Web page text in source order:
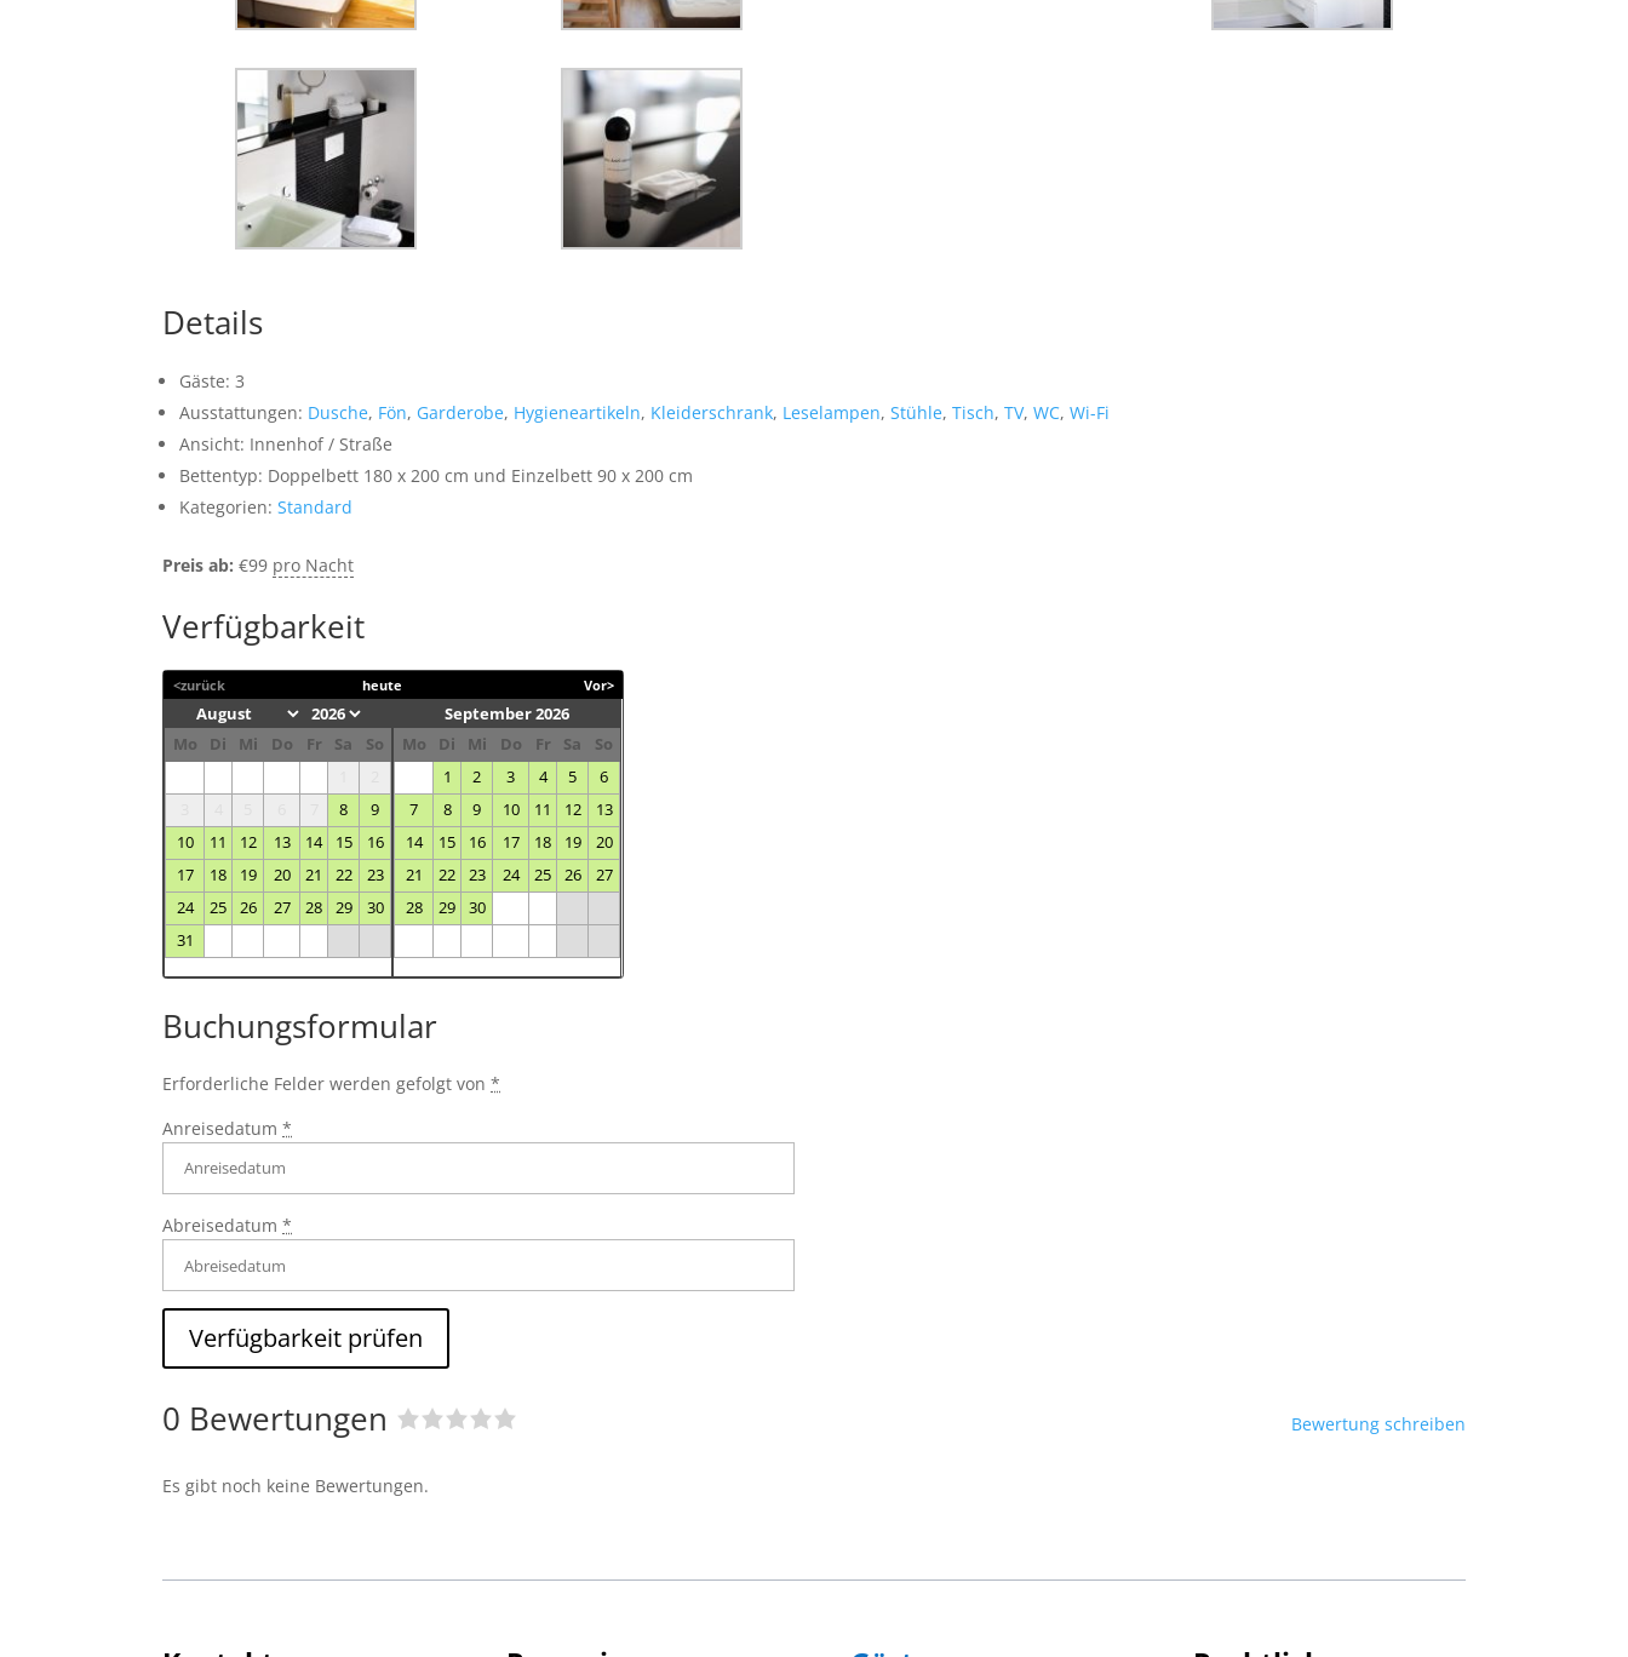
Details
Gäste: 3
Ausstattungen: Dusche, Fön, Garderobe, Hygieneartikeln, Kleiderschrank, Leselampen,Stühle,Tisch,TV,WC,Wi-Fi
Ansicht: Innenhof / Straße
Bettentyp: Doppelbett 180 x 200 cm und Einzelbett 90 x 200 cm
Kategorien: Standard
Preis ab: €99 pro Nacht
Verfügbarkeit
<zurück heute Vor>
Mo Di Mi Do Fr Sa
So
8
9
10
11 12 13 14 15
16
17
18 19 20 21 22
23
24
25 26 27 28 29
30
31
September 2026
Mo
Di Mi Do Fr Sa
So
1
2 3 4 5
6
7
8 9 10 11 12
13
14
15 16 17 18 19
20
21
22 23 24 25 26
27
28
29 30
Buchungsformular
Erforderliche Felder werden gefolgt von*
Anreisedatum*
Abreisedatum*
0 Bewertungen
t
o
Bewertung schreiben
Es gibt noch keine Bewertungen.